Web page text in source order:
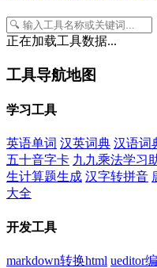
正在加载工具数据...
工具导航地图
学习工具
英语单词 汉英词典 汉语词
五十音字卡 九九乘法学习
生计算题生成 汉字转拼音
大全
开发工具
markdown转换html ueditor